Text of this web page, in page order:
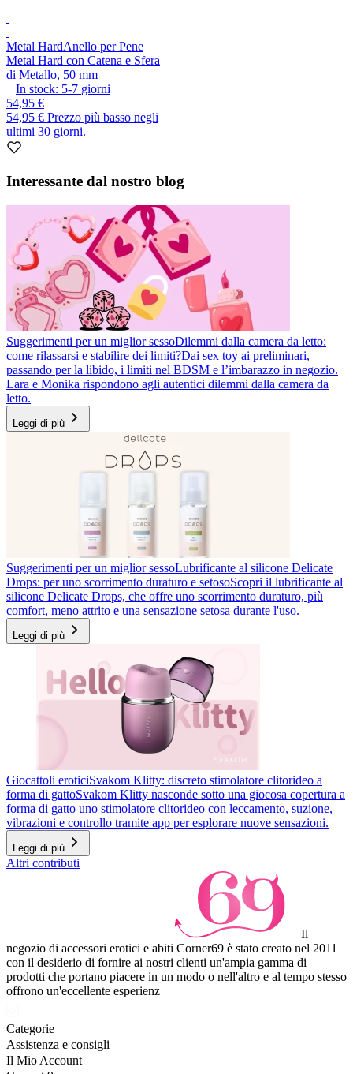
Metal HardAnello per Pene
Metal Hard con Catena e Sfera
di Metallo, 50 mm
In stock: 5-7 giorni
54,95 €
54,95 € Prezzo più basso negli
ultimi 30 giorni.
Interessante dal nostro blog
Suggerimenti per un miglior sessoDilemmi dalla camera da letto:
come rilassarsi e stabilire dei limiti?Dai sex toy ai preliminari,
passando per la libido, i limiti nel BDSM e l’imbarazzo in negozio.
Lara e Monika rispondono agli autentici dilemmi dalla camera da
letto.
Leggi di più
Suggerimenti per un miglior sessoLubrificante al silicone Delicate
Drops: per uno scorrimento duraturo e setosoScopri il lubrificante al
silicone Delicate Drops, che offre uno scorrimento duraturo, più
comfort, meno attrito e una sensazione setosa durante l'uso.
Leggi di più
Giocattoli eroticiSvakom Klitty: discreto stimolatore clitorideo a
forma di gattoSvakom Klitty nasconde sotto una giocosa copertura a
forma di gatto uno stimolatore clitorideo con leccamento, suzione,
vibrazioni e controllo tramite app per esplorare nuove sensazioni.
Leggi di più
Altri contributi
Il
negozio di accessori erotici e abiti Corner69 è stato creato nel 2011
con il desiderio di fornire ai nostri clienti un'ampia gamma di
prodotti che portano piacere in un modo o nell'altro e al tempo stesso
offrono un'eccellente esperienz
Categorie
Assistenza e consigli
Il Mio Account